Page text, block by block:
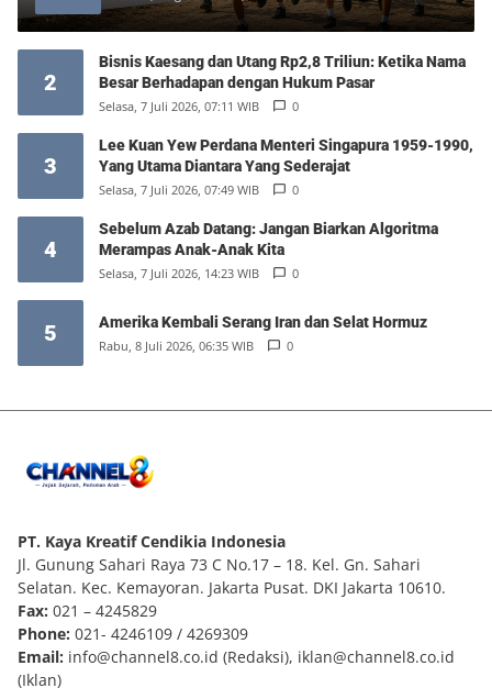
2
Bisnis Kaesang dan Utang Rp2,8 Triliun: Ketika Nama
Besar Berhadapan dengan Hukum Pasar
Selasa, 7 Juli 2026, 07:11 WIB 0
3
Lee Kuan Yew Perdana Menteri Singapura 1959-1990,
Yang Utama Diantara Yang Sederajat
Selasa, 7 Juli 2026, 07:49 WIB 0
4
Sebelum Azab Datang: Jangan Biarkan Algoritma
Merampas Anak-Anak Kita
Selasa, 7 Juli 2026, 14:23 WIB 0
5 Amerika Kembali Serang Iran dan Selat Hormuz
Rabu, 8 Juli 2026, 06:35 WIB 0
PT. Kaya Kreatif Cendikia Indonesia
Jl. Gunung Sahari Raya 73 C No.17 – 18. Kel. Gn. Sahari
Selatan. Kec. Kemayoran. Jakarta Pusat. DKI Jakarta 10610.
Fax: 021 – 4245829
Phone: 021- 4246109 / 4269309
Email: info@channel8.co.id (Redaksi), iklan@channel8.co.id
(Iklan)